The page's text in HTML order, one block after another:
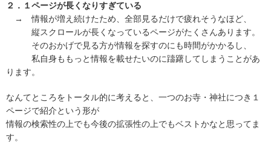
２．１ページが長くなりすぎている
→ 情報が増え続けたため、全部見るだけで疲れそうなほど、
縦スクロールが長くなっているページがたくさんあります。
そのおかげで見る方が情報を探すのにも時間がかかるし、
私自身ももっと情報を載せたいのに躊躇してしまうことがあ
ります。
なんてところをトータル的に考えると、一つのお寺・神社につき１
ページで紹介という形が
情報の検索性の上でも今後の拡張性の上でもベストかなと思ってま
す。